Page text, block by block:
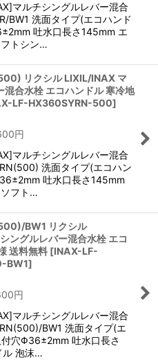
マルチシングルレバー混合
BW1 洗面タイプ(エコハンド
吐水口長さ145mm エ
トシン…
リクシル LIXIL/INAX マ
混合水栓 エコハンドル 寒冷地
LF-HX360SYRN-500]
円
マルチシングルレバー混合
洗面タイプ(エコハン
吐水口長さ145mm
フト…
BW1 リクシル
ングルレバー混合水栓 エコ
送料無料 [INAX-LF-
BW1]
円
マルチシングルレバー混合
BW1 洗面タイプ(エ
穴Φ36±2mm 吐水口長さ
ル 泡沫…